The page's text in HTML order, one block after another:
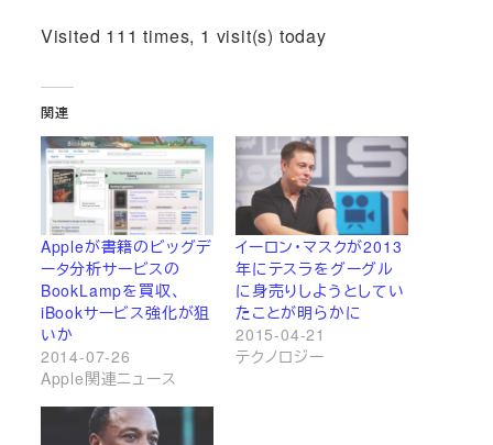
Visited 111 times, 1 visit(s) today
関連
Appleが書籍のビッグデ
ータ分析サービスの
BookLampを買収、
iBookサービス強化が狙
いか
2014-07-26
Apple関連ニュース
イーロン・マスクが2013
年にテスラをグーグル
に身売りしようとしてい
たことが明らかに
2015-04-21
テクノロジー